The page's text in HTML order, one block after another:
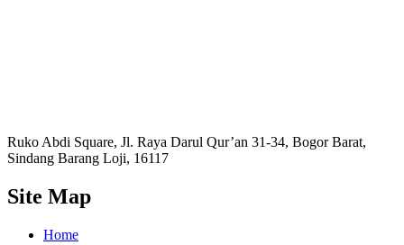
Ruko Abdi Square, Jl. Raya Darul Qur’an 31-34, Bogor Barat,
Sindang Barang Loji, 16117
Site Map
Home